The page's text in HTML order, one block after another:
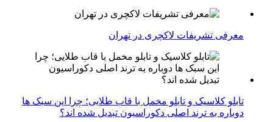
معرفی تشریفات لاکچری در تهران
تابلو کلاسیک و تابلو مخمل با قاب طلایی؛ چرا این سبک ها
دوباره به ترند اصلی دکوراسیون تبدیل شده اند؟